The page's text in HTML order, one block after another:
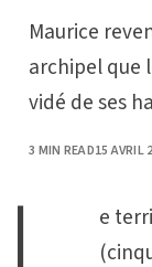
Maurice
archipel que
vidé de ses
3 MIN READ15 AVRIL
e